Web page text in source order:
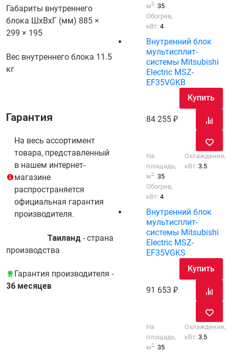
Габариты внутреннего
блока ШхВхГ (мм) 885 ×
299 × 195
Вес внутреннего блока 11.5
кг
Гарантия
На весь ассортимент
товара, представленный
в нашем интернет-
магазине
распространяется
официальная гарантия
производителя.
Таиланд - cтрана
производства
Гарантия производителя -
36 месяцев
м2:35
Обогрев,
кВт:4
Внутренний блок
мультисплит-
системы Mitsubishi
Electric MSZ-
EF35VGKB
84 255
Купить
На
площадь,
м2:35
Охлаждение,
кВт:3.5
Обогрев,
кВт:4
Внутренний блок
мультисплит-
системы Mitsubishi
Electric MSZ-
EF35VGKS
91 653
Купить
На
площадь,
м2:35
Охлаждение,
кВт:3.5